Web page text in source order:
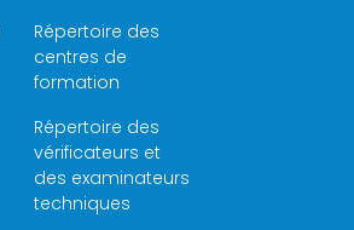
Répertoire des
centres de
formation
Répertoire des
vérificateurs et
des examinateurs
techniques